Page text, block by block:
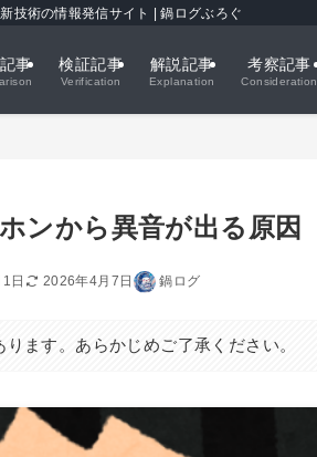
技術の情報発信サイト | 鍋ログぶろぐ
事 検証記事
Verification
解説記事
Explanation
考察記事
Consideration
ンから異音が出る原因
日 2026年4月7日 鍋ログ
ます。あらかじめご了承ください。